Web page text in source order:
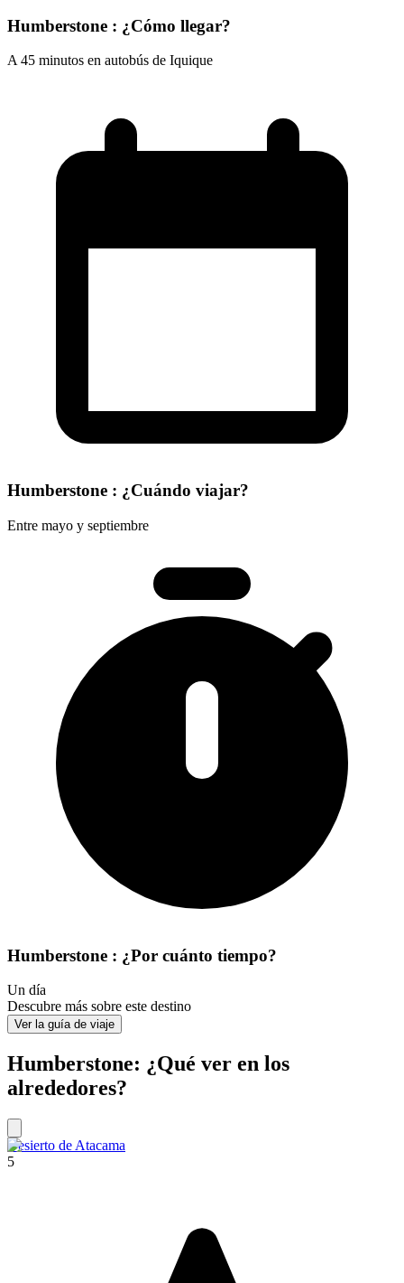
Humberstone : ¿Cómo llegar?
A 45 minutos en autobús de Iquique
Humberstone : ¿Cuándo viajar?
Entre mayo y septiembre
Humberstone : ¿Por cuánto tiempo?
Un día
Descubre más sobre este destino
Ver la guía de viaje
Humberstone: ¿Qué ver en los
alrededores?
Desierto de Atacama
5